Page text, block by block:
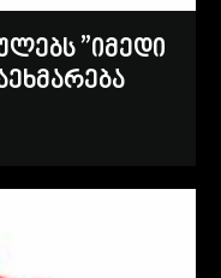
”იმედი